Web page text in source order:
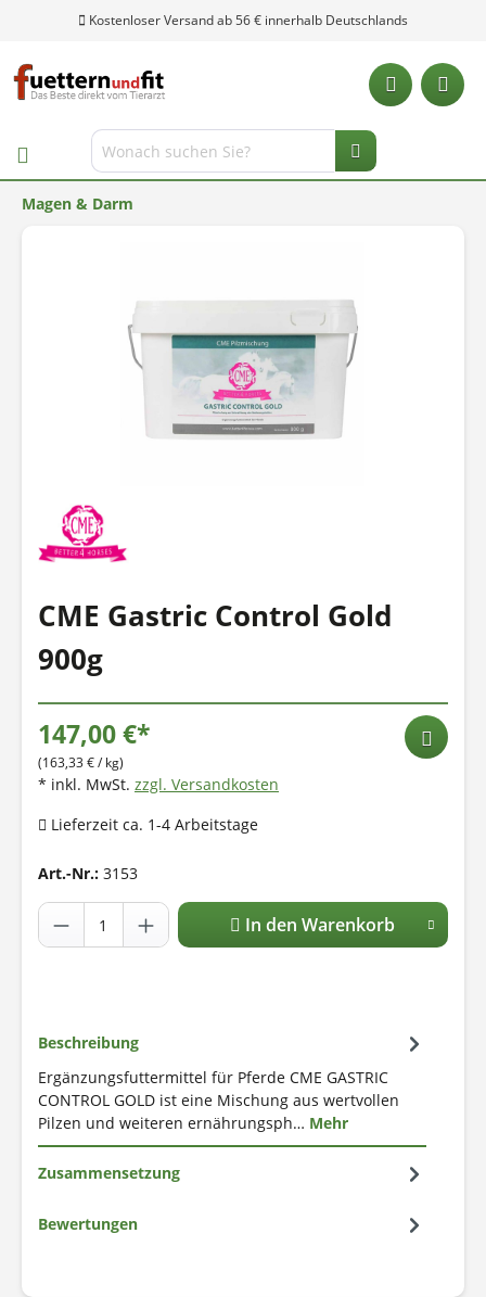
Kostenloser Versand ab 56 € innerhalb Deutschlands
Magen & Darm
CME Gastric Control Gold
900g
147,00 €*
(163,33 € / kg)
* inkl. MwSt. zzgl. Versandkosten
Lieferzeit ca. 1-4 Arbeitstage
Art.-Nr.: 3153
In den Warenkorb
Beschreibung
Ergänzungsfuttermittel für Pferde CME GASTRIC
CONTROL GOLD ist eine Mischung aus wertvollen
Pilzen und weiteren ernährungsph… Mehr
Zusammensetzung
Bewertungen